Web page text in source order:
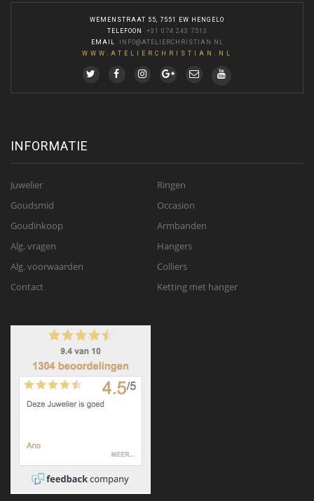
WEMENSTRAAT 55, 7551 EW HENGELO
TELEFOON
+31 074 243 7513
EMAIL
INFO@ATELIERCHRISTIAN.NL
WWW.ATELIERCHRISTIAN.NL
INFORMATIE
Juwelier
Goudsmid
Goudinkoop
Alg. vragen
Alg. voorwaarden
Contact
Ringen
Occasion
Armbanden
Hangers
Colliers
Ketting met hanger